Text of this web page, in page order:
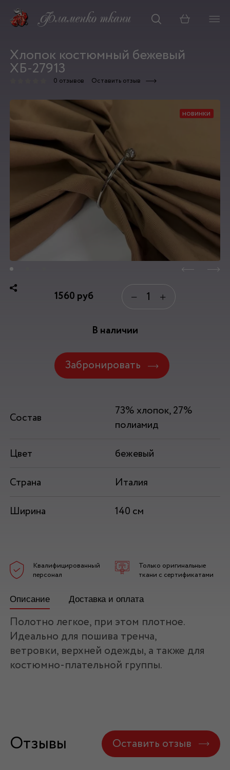
Корзина
Хлопок костюмный бежевый
ХБ-27913
0 отзывов Оставить отзыв
новинки
1560 руб − +
В наличии
Забронировать
Состав
73% хлопок, 27%
полиамид
Цвет
бежевый
Страна
Италия
Ширина
140 см
Квалифицированный
персонал
Только оригинальные
ткани с сертификатами
Описание Доставка и оплата
Полотно легкое, при этом плотное.
Идеально для пошива тренча,
ветровки, верхней одежды, а также для
костюмно-плательной группы.
Отзывы Оставить отзыв